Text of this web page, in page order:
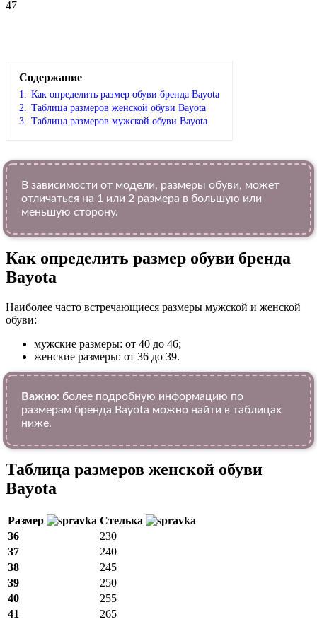
47
Содержание
1. Как определить размер обуви брендa Bayota
2. Таблица размеров женской обуви Bayota
3. Таблица размеров мужской обуви Bayota
В зависимости от модели, размеры обуви, может
отличаться на 1 или 2 размера в большую или
меньшую сторону.
Как определить размер обуви брендa
Bayota
Наиболее часто встречающиеся размеры мужской и женской
обуви:
мужские размеры: от 40 до 46;
женские размеры: от 36 до 39.
Важно: более подробную информацию по
размерам бренда Bayota можно найти в таблицах
ниже.
Таблица размеров женской обуви
Bayota
Размер
Стелька
36
230
37
240
38
245
39
250
40
255
41
265